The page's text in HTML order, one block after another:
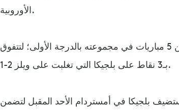
الأوروبية.
وفاز المنتخب الهولندي -الذي لم يخسر- بـ4 من 5 مباريات في مجموعته بالدرجة الأولى؛ لتتفوق
بـ3 نقاط على بلجيكا التي تغلبت على ويلز 2-1.
بلجيكا في أمستردام الأحد المقبل لتضمن